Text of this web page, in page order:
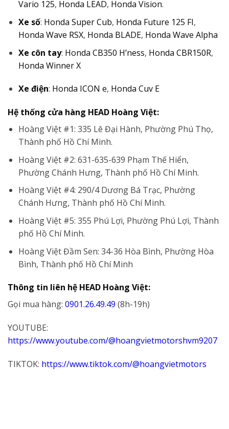
Vario 125, Honda LEAD, Honda Vision.
Xe số: Honda Super Cub, Honda Future 125 FI,
Honda Wave RSX, Honda BLADE, Honda Wave Alpha
Xe côn tay: Honda CB350 H’ness, Honda CBR150R,
Honda Winner X
Xe điện: Honda ICON e, Honda Cuv E
Hệ thống cửa hàng HEAD Hoàng Việt:
Hoàng Việt #1: 335 Lê Đại Hành, Phường Phú Thọ,
Thành phố Hồ Chí Minh.
Hoàng Việt #2: 631-635-639 Phạm Thế Hiển,
Phường Chánh Hưng, Thành phố Hồ Chí Minh.
Hoàng Việt #4: 290/4 Dương Bá Trạc, Phường
Chánh Hưng, Thành phố Hồ Chí Minh.
Hoàng Việt #5: 355 Phú Lợi, Phường Phú Lợi, Thành
phố Hồ Chí Minh.
Hoàng Việt Đầm Sen: 34-36 Hòa Bình, Phường Hòa
Bình, Thành phố Hồ Chí Minh
Thông tin liên hệ HEAD Hoàng Việt:
Gọi mua hàng: 0901.26.49.49 (8h-19h)
YOUTUBE:
https://www.youtube.com/@hoangvietmotorshvm9207
TIKTOK: https://www.tiktok.com/@hoangvietmotors